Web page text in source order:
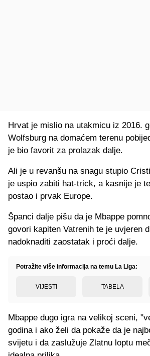
Hrvat je mislio na utakmicu iz 2016.
Wolfsburg na domaćem terenu
je bio favorit za prolazak dalje.
Ali je u revanšu na snagu stupio
je uspio zabiti hat-trick, a kasnije je
postao i prvak Europe.
Španci dalje pišu da je Mbappe
govori kapiten Vatrenih te je uvjeren
nadoknaditi zaostatak i proći dalje.
Potražite više informacija na temu La Liga:
VIJESTI TABELA
Mbappe dugo igra na velikoj sceni,
godina i ako želi da pokaže da je
svijetu i da zaslužuje Zlatnu loptu